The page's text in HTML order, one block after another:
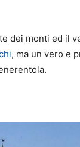
dei monti ed il
, ma un vero e